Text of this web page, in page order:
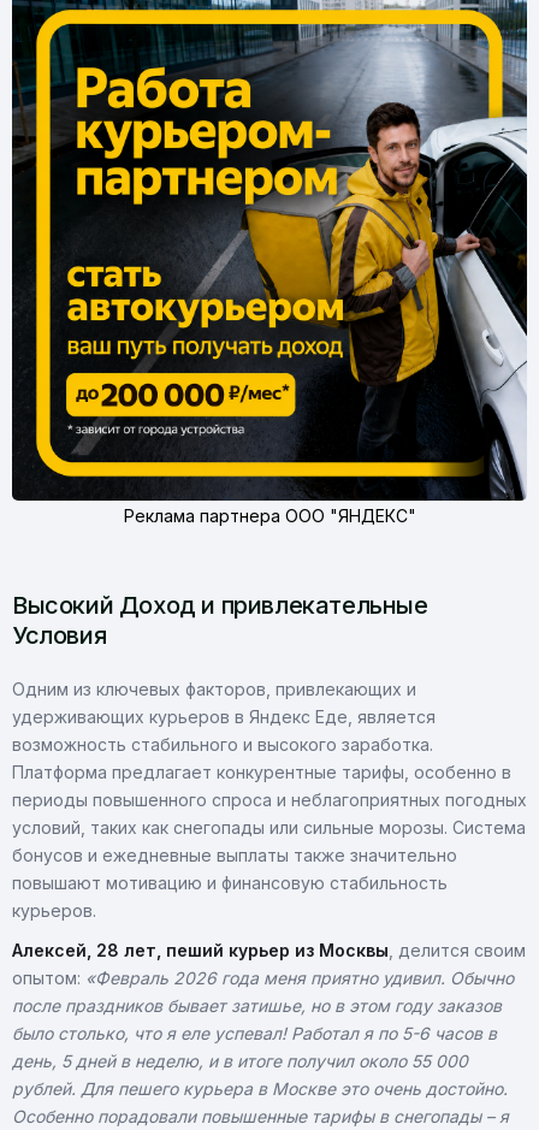
Реклама партнера ООО "ЯНДЕКС"
Высокий Доход и привлекательные
Условия
Одним из ключевых факторов, привлекающих и
удерживающих курьеров в Яндекс Еде, является
возможность стабильного и высокого заработка.
Платформа предлагает конкурентные тарифы, особенно в
периоды повышенного спроса и неблагоприятных погодных
условий, таких как снегопады или сильные морозы. Система
бонусов и ежедневные выплаты также значительно
повышают мотивацию и финансовую стабильность
курьеров.
Алексей, 28 лет, пеший курьер из Москвы , делится своим
опытом: «Февраль 2026 года меня приятно удивил. Обычно
после праздников бывает затишье, но в этом году заказов
было столько, что я еле успевал! Работал я по 5-6 часов в
день, 5 дней в неделю, и в итоге получил около 55 000
рублей. Для пешего курьера в Москве это очень достойно.
Особенно порадовали повышенные тарифы в снегопады – я